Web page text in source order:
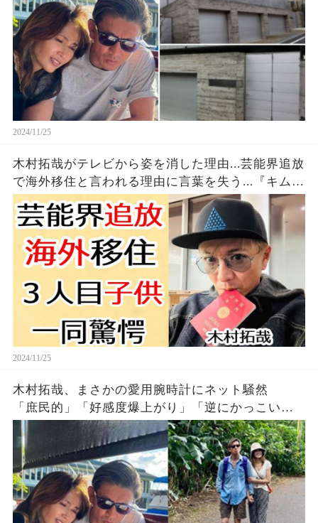
2024/11/25
木村拓哉がテレビから姿を消した理由...芸能界追放
で海外移住と言われる理由に言葉を失う...『キムタ
ク』が工藤静香との３人目の子供を隠し続ける理
由や離婚間近の真相に一同驚愕...！
2024/11/25
木村拓哉、まさかの愛用腕時計にネット騒然
「庶民的」「好感度爆上がり」「逆にかっこい
い」